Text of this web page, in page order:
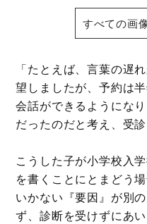
すべての画
「たとえば、言葉の遅
望しましたが、予約は
会話ができるようにな
だったのだと考え、受
こうした子が小学校入
を書くことにとまどう
いかない『要因』が別
ず、診断を受けずにあ